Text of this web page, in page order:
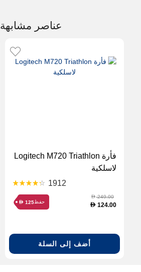
عناصر مشابهة
فأرة Logitech M720 Triathlon
لاسلكية
1912
D249.00
D 124.00 حفظ D 125
أضف إلى السلة